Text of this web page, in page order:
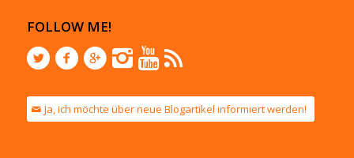
FOLLOW ME!
Ja, ich möchte über neue Blogartikel informiert werden!